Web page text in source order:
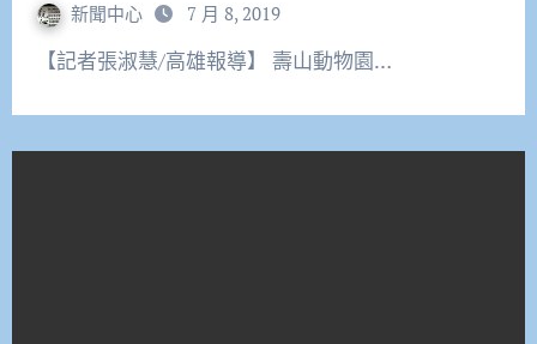
新聞中心 7 月 8, 2019
【記者張淑慧/高雄報導】 壽山動物園…